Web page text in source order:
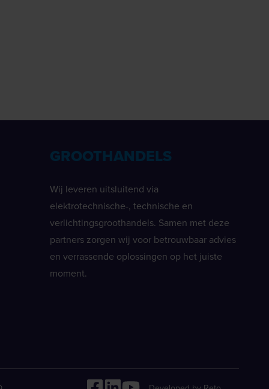
GROOTHANDELS
Wij leveren uitsluitend via
elektrotechnische-, technische en
verlichtingsgroothandels. Samen met deze
partners zorgen wij voor betrouwbaar advies
en verrassende oplossingen op het juiste
moment.